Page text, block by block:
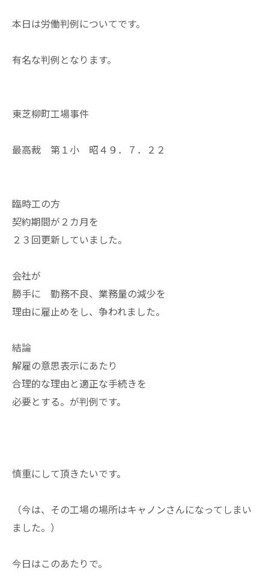
本日は労働判例についてです。
有名な判例となります。
東芝柳町工場事件
最高裁 第１小 昭４９．７．２２
臨時工の方
契約期間が２カ月を
２３回更新していました。
会社が
勝手に 勤務不良、業務量の減少を
理由に雇止めをし、争われました。
結論
解雇の意思表示にあたり
合理的な理由と適正な手続きを
必要とする。が判例です。
慎重にして頂きたいです。
（今は、その工場の場所はキャノンさんになってしまい
ました。）
今日はこのあたりで。